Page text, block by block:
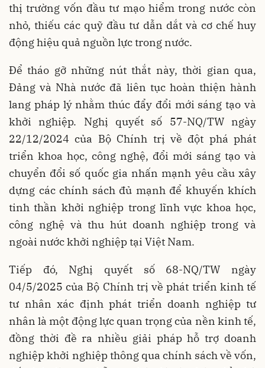
thị trường vốn đầu tư mạo hiểm trong nước còn
nhỏ, thiếu các quỹ đầu tư dẫn dắt và cơ chế huy
động hiệu quả nguồn lực trong nước.
Để tháo gỡ những nút thắt này, thời gian qua,
Đảng và Nhà nước đã liên tục hoàn thiện hành
lang pháp lý nhằm thúc đẩy đổi mới sáng tạo và
khởi nghiệp. Nghị quyết số 57-NQ/TW ngày
22/12/2024 của Bộ Chính trị về đột phá phát
triển khoa học, công nghệ, đổi mới sáng tạo và
chuyển đổi số quốc gia nhấn mạnh yêu cầu xây
dựng các chính sách đủ mạnh để khuyến khích
tinh thần khởi nghiệp trong lĩnh vực khoa học,
công nghệ và thu hút doanh nghiệp trong và
ngoài nước khởi nghiệp tại Việt Nam.
Tiếp đó, Nghị quyết số 68-NQ/TW ngày
04/5/2025 của Bộ Chính trị về phát triển kinh tế
tư nhân xác định phát triển doanh nghiệp tư
nhân là một động lực quan trọng của nền kinh tế,
đồng thời đề ra nhiều giải pháp hỗ trợ doanh
nghiệp khởi nghiệp thông qua chính sách về vốn,